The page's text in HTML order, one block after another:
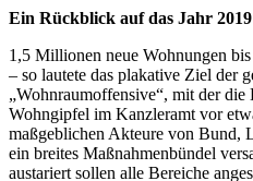
Ein Rückblick auf das Jahr 2019
1,5 Millionen neue Wohnungen
– so lautete das plakative Ziel der
„Wohnraumoffensive“, mit der die
Wohngipfel im Kanzleramt vor
maßgeblichen Akteure von Bund,
ein breites Maßnahmenbündel
austariert sollen alle Bereiche